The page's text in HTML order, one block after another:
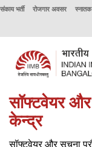
संकाय भर्ती रोजगार अवसर
भाप्रसंबें के विषय में
कार्यक्रम
सॉफ्टवेयर और
केन्‍द्र
सॉफ्टवेयर और सूचना